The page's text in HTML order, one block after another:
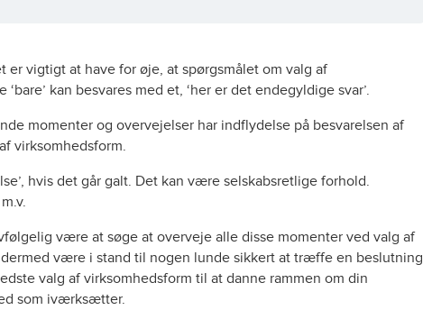
er vigtigt at have for øje, at spørgsmålet om valg af
kan besvares med et, ‘her er det endegyldige svar’.
momenter og overvejelser har indflydelse på besvarelsen af
virksomhedsform.
hvis det går galt. Det kan være selskabsretlige forhold.
være at søge at overveje alle disse momenter ved valg af
være i stand til nogen lunde sikkert at træffe en beslutning
valg af virksomhedsform til at danne rammen om din
som iværksætter.